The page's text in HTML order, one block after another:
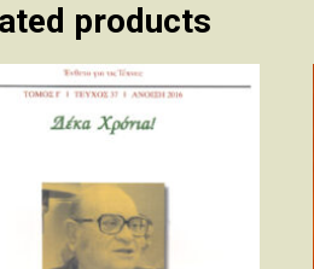
products